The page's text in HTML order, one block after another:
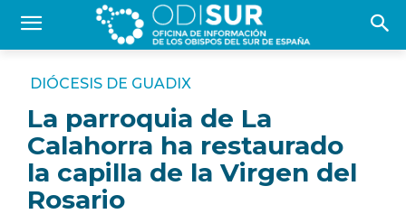
DIÓCESIS DE GUADIX
La parroquia de La
Calahorra ha restaurado
la capilla de la Virgen del
Rosario